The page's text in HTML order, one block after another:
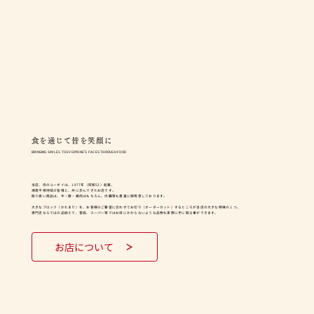
食を通じて皆を笑顔に
BRINGING SMILES TO EVERYONE’S FACES THROUGH FOOD
お店について
当店、肉のユーダイは、1977年（昭和52）創業。
湘南平塚地域の皆様と、共に歩んできたお店です。
取り扱い商品は、牛・豚・鶏肉はもちろん、内臓等も豊富に御用意しております。
大きなブロック（かたまり）を、お客様のご要望に合わせてお切り（オーダーカット）するところが当店の大きな特徴の１つ。
専門店ならではの品揃えで、普段、スーパー等ではお目にかからないような品物も実際に手に取る事ができます。